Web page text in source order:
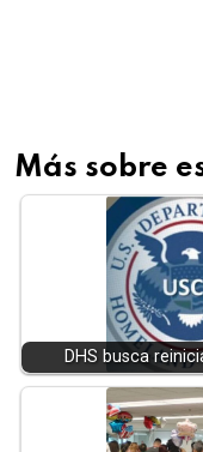
Más sobre
DHS busca